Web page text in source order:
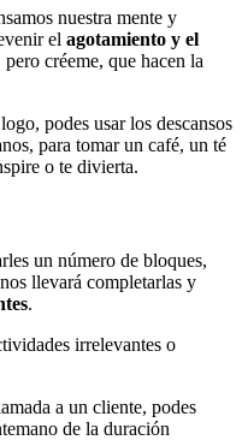
nuestra mente y
el agotamiento y el
créeme, que hacen la
podes usar los descansos
para tomar un café, un té
o te divierta.
un número de bloques,
llevará completarlas y
.
irrelevantes o
a un cliente, podes
de la duración